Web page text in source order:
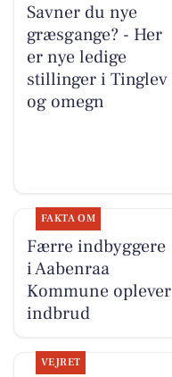
Savner du nye
græsgange? - Her
er nye ledige
stillinger i Tinglev
og omegn
FAKTA OM
Færre indbyggere
i Aabenraa
Kommune oplever
indbrud
VEJRET